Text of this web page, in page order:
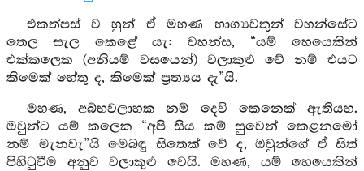
එකත්පස් ව හුන් ඒ මහණ භාග්‍යවතුන් වහන්සේට
තෙල සැල කෙළේ යැ: වහන්ස, “යම් හෙයෙකින්
එක්කලෙක (අනියම් වසයෙන්) වලාකුළු වේ නම් එයට
කිමෙක් හේතු ද, කිමෙක් ප්‍රත්‍යය දැ”යි.
මහණ, අබ්භවලාහක නම් දෙවි කෙනෙක් ඇතියහ.
ඔවුන්ට යම් කලෙක “අපි සිය කම් සුවෙන් කෙළනමෝ
නම් මැනවැ”යි මෙබඳු සිතෙක් වේ ද, ඔවුන්ගේ ඒ සිත්
පිහිටුවීම අනුව වලාකුළු වෙයි. මහණ, යම් හෙයෙකින්